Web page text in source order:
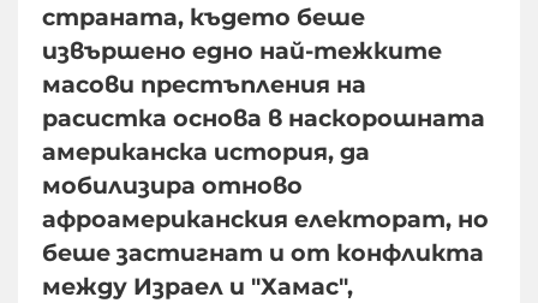
страната, където беше
извършено едно най-тежките
масови престъпления на
расистка основа в наскорошната
американска история, да
мобилизира отново
афроамериканския електорат, но
беше застигнат и от конфликта
между Израел и "Хамас",